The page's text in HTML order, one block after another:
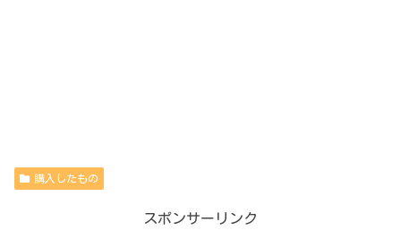
購入したもの
スポンサーリンク